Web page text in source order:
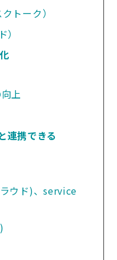
トーク）
上
連携できる
ウド)、service